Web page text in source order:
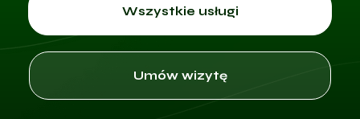
Wszystkie usługi
Umów wizytę